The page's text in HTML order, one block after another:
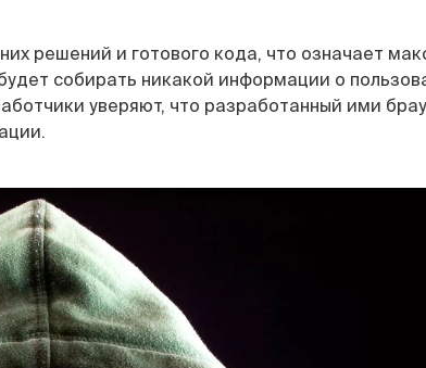
решений и готового кода, что означает
собирать никакой информации о
уверяют, что разработанный ими